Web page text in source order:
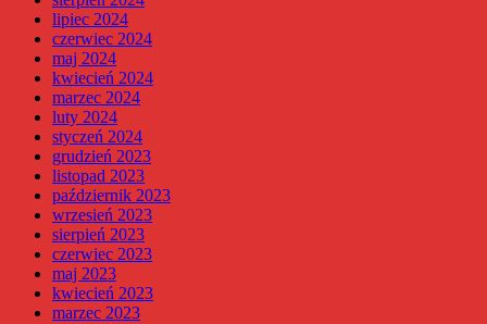
lipiec 2024
czerwiec 2024
maj 2024
kwiecień 2024
marzec 2024
luty 2024
styczeń 2024
grudzień 2023
listopad 2023
październik 2023
wrzesień 2023
sierpień 2023
czerwiec 2023
maj 2023
kwiecień 2023
marzec 2023